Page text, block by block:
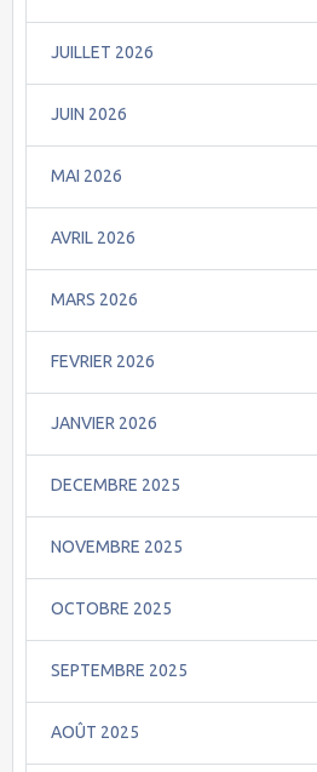
JUILLET 2026
JUIN 2026
MAI 2026
AVRIL 2026
MARS 2026
FEVRIER 2026
JANVIER 2026
DECEMBRE 2025
NOVEMBRE 2025
OCTOBRE 2025
SEPTEMBRE 2025
AOÛT 2025